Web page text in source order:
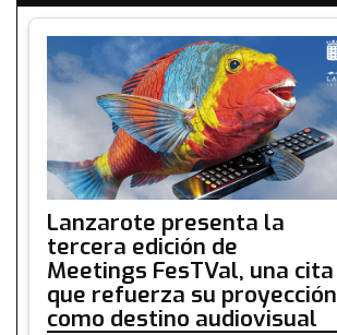
Lanzarote presenta la
tercera edición de
Meetings FesTVal, una cita
que refuerza su proyección
como destino audiovisual